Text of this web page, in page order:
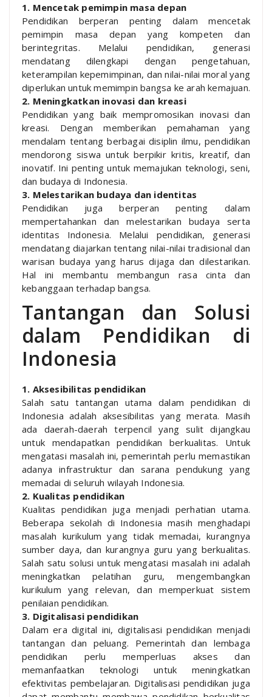
1. Mencetak pemimpin masa depan
Pendidikan berperan penting dalam mencetak
pemimpin masa depan yang kompeten dan
berintegritas. Melalui pendidikan, generasi
mendatang dilengkapi dengan pengetahuan,
keterampilan kepemimpinan, dan nilai-nilai moral yang
diperlukan untuk memimpin bangsa ke arah kemajuan.
2. Meningkatkan inovasi dan kreasi
Pendidikan yang baik mempromosikan inovasi dan
kreasi. Dengan memberikan pemahaman yang
mendalam tentang berbagai disiplin ilmu, pendidikan
mendorong siswa untuk berpikir kritis, kreatif, dan
inovatif. Ini penting untuk memajukan teknologi, seni,
dan budaya di Indonesia.
3. Melestarikan budaya dan identitas
Pendidikan juga berperan penting dalam
mempertahankan dan melestarikan budaya serta
identitas Indonesia. Melalui pendidikan, generasi
mendatang diajarkan tentang nilai-nilai tradisional dan
warisan budaya yang harus dijaga dan dilestarikan.
Hal ini membantu membangun rasa cinta dan
kebanggaan terhadap bangsa.
Tantangan dan Solusi
dalam Pendidikan di
Indonesia
1. Aksesibilitas pendidikan
Salah satu tantangan utama dalam pendidikan di
Indonesia adalah aksesibilitas yang merata. Masih
ada daerah-daerah terpencil yang sulit dijangkau
untuk mendapatkan pendidikan berkualitas. Untuk
mengatasi masalah ini, pemerintah perlu memastikan
adanya infrastruktur dan sarana pendukung yang
memadai di seluruh wilayah Indonesia.
2. Kualitas pendidikan
Kualitas pendidikan juga menjadi perhatian utama.
Beberapa sekolah di Indonesia masih menghadapi
masalah kurikulum yang tidak memadai, kurangnya
sumber daya, dan kurangnya guru yang berkualitas.
Salah satu solusi untuk mengatasi masalah ini adalah
meningkatkan pelatihan guru, mengembangkan
kurikulum yang relevan, dan memperkuat sistem
penilaian pendidikan.
3. Digitalisasi pendidikan
Dalam era digital ini, digitalisasi pendidikan menjadi
tantangan dan peluang. Pemerintah dan lembaga
pendidikan perlu memperluas akses dan
memanfaatkan teknologi untuk meningkatkan
efektivitas pembelajaran. Digitalisasi pendidikan juga